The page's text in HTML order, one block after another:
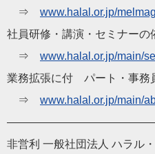
⇒ www.halal .or.jp/
社員研修・講演・セミナーの
⇒ www.halal .or.jp/main/
業務拡張に付 パート・事務
⇒ www.halal .or.jp/main/
——————————
非営利 一般社団法人 ハラル